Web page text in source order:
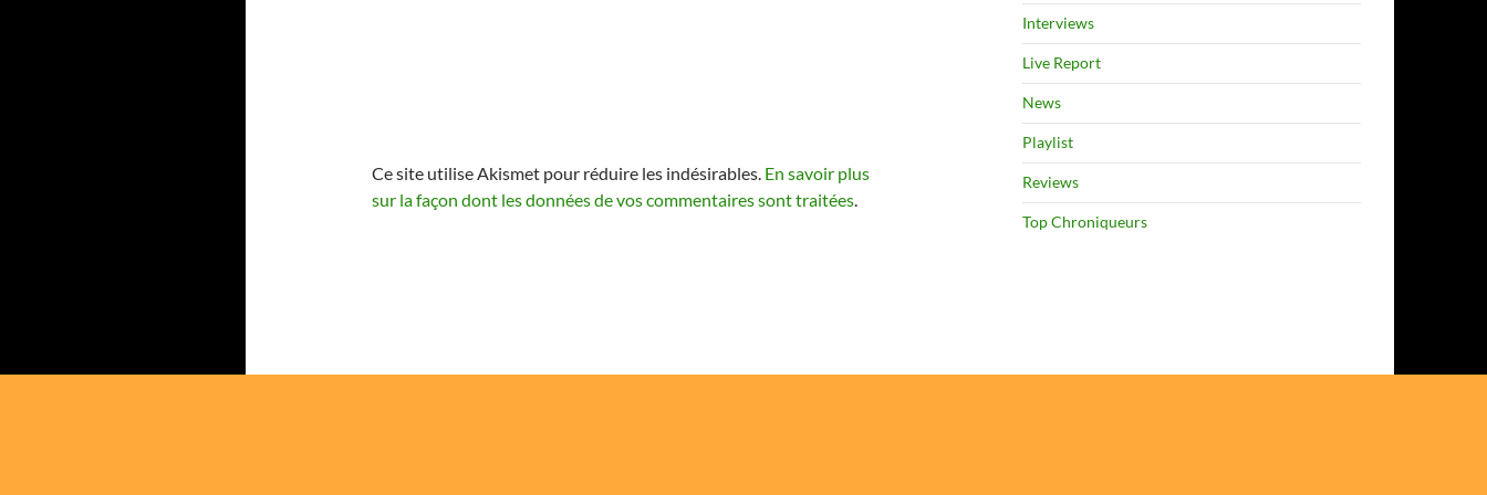
Ce site utilise Akismet pour réduire les indésirables. En savoir plus
sur la façon dont les données de vos commentaires sont traitées.
Interviews
Live Report
News
Playlist
Reviews
Top Chroniqueurs